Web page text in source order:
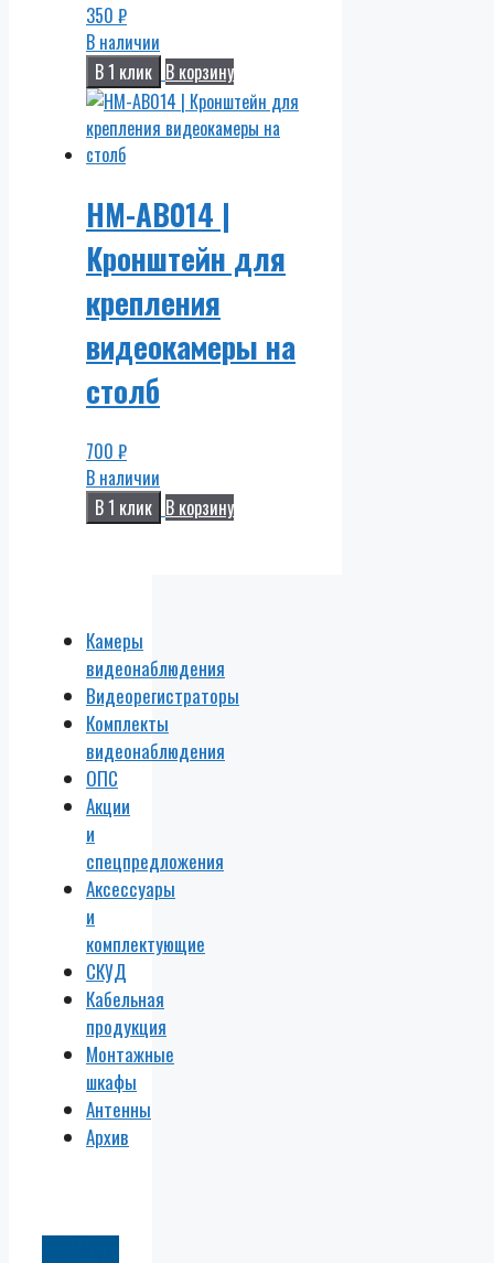
350 ₽
В наличии
В 1 клик В корзину
HM-AB014 |
Кронштейн для
крепления
видеокамеры на
столб
700 ₽
В наличии
В 1 клик В корзину
Камеры
видеонаблюдения
Видеорегистраторы
Комплекты
видеонаблюдения
ОПС
Акции
и
спецпредложения
Аксессуары
и
комплектующие
СКУД
Кабельная
продукция
Монтажные
шкафы
Антенны
Архив